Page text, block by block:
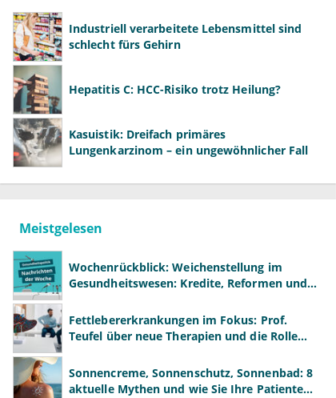
Industriell verarbeitete Lebensmittel sind
schlecht fürs Gehirn
Hepatitis C: HCC-Risiko trotz Heilung?
Kasuistik: Dreifach primäres
Lungenkarzinom – ein ungewöhnlicher Fall
Meistgelesen
Wochenrückblick: Weichenstellung im
Gesundheitswesen: Kredite, Reformen und
Fettlebererkrankungen im Fokus: Prof.
Teufel über neue Therapien und die Rolle
Sonnencreme, Sonnenschutz, Sonnenbad: 8
aktuelle Mythen und wie Sie Ihre Patienten